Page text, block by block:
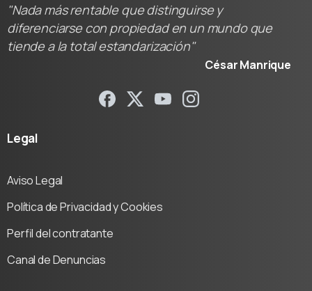
"Nada más rentable que distinguirse y
diferenciarse con propiedad en un mundo que
tiende a la total estandarización"
César Manrique
Legal
Aviso Legal
Política de Privacidad y Cookies
Perfil del contratante
Canal de Denuncias